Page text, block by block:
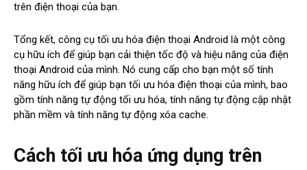
trên điện thoại của bạn.
Tổng kết, công cụ tối ưu hóa điện thoại Android là một công
cụ hữu ích để giúp bạn cải thiện tốc độ và hiệu năng của điện
thoại Android của mình. Nó cung cấp cho bạn một số tính
năng hữu ích để giúp bạn tối ưu hóa điện thoại của mình, bao
gồm tính năng tự động tối ưu hóa, tính năng tự động cập nhật
phần mềm và tính năng tự động xóa cache.
Cách tối ưu hóa ứng dụng trên